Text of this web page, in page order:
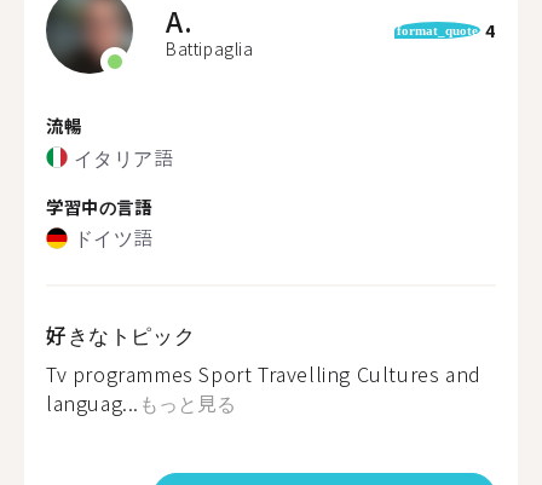
A.
Battipaglia
format_quote 4
流暢
イタリア語
学習中の言語
ドイツ語
好きなトピック
Tv programmes Sport Travelling Cultures and
languag... もっと見る